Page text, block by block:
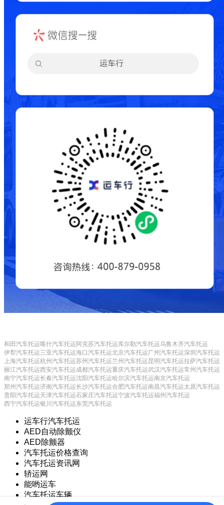
和田汽车托运喀什汽车托运阿克苏汽车托运库尔勒汽车托运乌鲁木齐汽车托运
伊犁汽车托运三亚汽车托运海口汽车托运北京汽车托运广州汽车托运深圳汽车托运
上海汽车托运杭州汽车托运苏州汽车托运兰州汽车托运昆明汽车托运拉萨汽车托运
丽江汽车托运西安汽车托运成都汽车托运重庆汽车托运武汉汽车托运常州汽车托运
南宁汽车托运长春汽车托运沈阳汽车托运哈尔滨汽车托运南京汽车托运
郑州汽车托运济南汽车托运长沙汽车托运合肥汽车托运南昌汽车托运太原汽车托运
贵阳汽车托运天津汽车托运石家庄汽车托运宁波汽车托运福州汽车托运
西宁汽车托运银川汽车托运东莞汽车托运
运车行汽车托运
AED自动除颤仪
AED除颤器
汽车托运价格查询
汽车托运资讯网
轿运网
能哟运车
汽车托运车辆